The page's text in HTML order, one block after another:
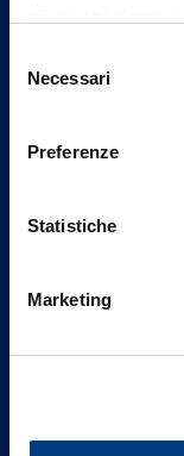
può trovare nel
delNecessari
Preferenze
Statistiche
Marketing
Contattaci